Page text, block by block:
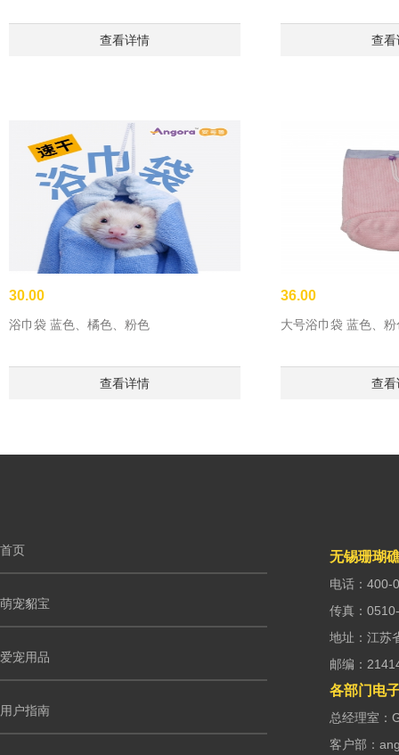
查看详情 查看
30.00
浴巾袋 蓝色、橘色、粉色
查看详情
36.00
大号浴巾袋 蓝色、
查看
首页
萌宠貂宝
爱宠用品
用户指南
无锡珊瑚
电话：400-
传真：
地址：江苏
邮编：
各部门电
总经理室：
客户部：